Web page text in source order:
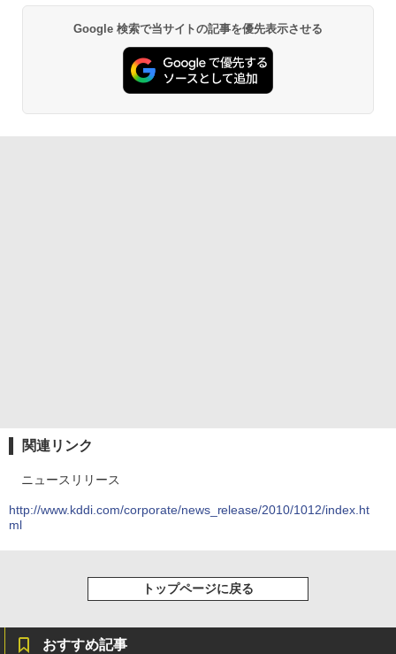
Google 検索で当サイトの記事を優先表示させる
関連リンク
ニュースリリース
http://www.kddi.com/corporate/news_release/2010/1012/index.ht
ml
トップページに戻る
おすすめ記事